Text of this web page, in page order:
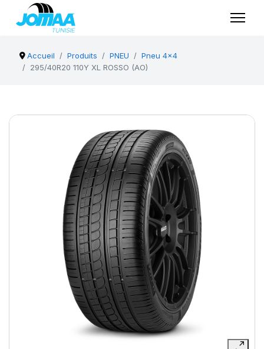
Accueil Produits PNEU
Pneu 4x4
295/40R20 110Y XL ROSSO (AO)